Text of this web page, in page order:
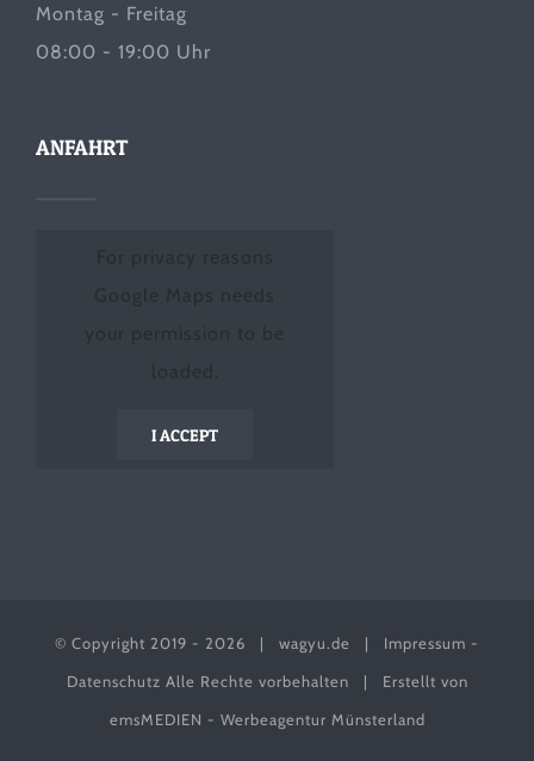
Montag - Freitag
08:00 - 19:00 Uhr
ANFAHRT
I ACCEPT
© Copyright 2019 - 2026 | wagyu.de | Impressum -
Datenschutz Alle Rechte vorbehalten | Erstellt von
emsMEDIEN - Werbeagentur Münsterland